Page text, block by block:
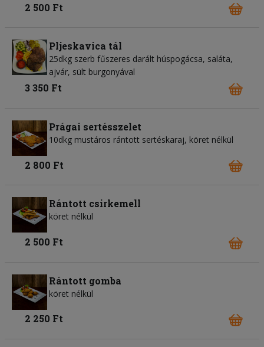
2 500 Ft
Pljeskavica tál
25dkg szerb fűszeres darált húspogácsa, saláta,
ajvár, sült burgonyával
3 350 Ft
Prágai sertésszelet
10dkg mustáros rántott sertéskaraj, köret nélkül
2 800 Ft
Rántott csirkemell
köret nélkül
2 500 Ft
Rántott gomba
köret nélkül
2 250 Ft